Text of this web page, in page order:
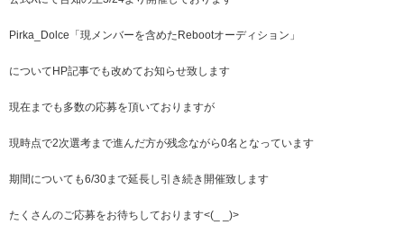
Pirka_Dolce「現メンバーを含めたRebootオーディション」
についてHP記事でも改めてお知らせ致します
現在までも多数の応募を頂いておりますが
現時点で2次選考まで進んだ方が残念ながら0名となっています
期間についても6/30まで延長し引き続き開催致します
たくさんのご応募をお待ちしております<(_ _)>